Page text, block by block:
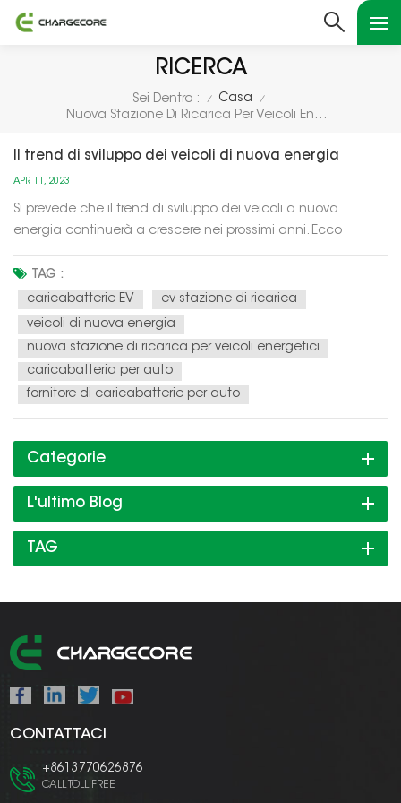
RICERCA
Sei Dentro : / Casa /
Nuova Stazione Di Ricarica Per Veicoli Energetici
Il trend di sviluppo dei veicoli di nuova energia
APR 11, 2023
Si prevede che il trend di sviluppo dei veicoli a nuova
energia continuerà a crescere nei prossimi anni. Ecco
crescente consapevolezza della protezione ambientale e la
promozione delle politiche governative, la domanda di NEV
sta aumentando rapida...
TAG :
caricabatterie EV
ev stazione di ricarica
veicoli di nuova energia
nuova stazione di ricarica per veicoli energetici
caricabatteria per auto
fornitore di caricabatterie per auto
Categorie
L'ultimo Blog
TAG
CONTATTACI
+8613770626876
CALL TOLL FREE